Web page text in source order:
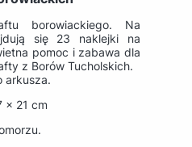
borowiackiego. Na
się 23 naklejki na
pomoc i zabawa dla
z Borów Tucholskich.
arkusza.
x 21 cm